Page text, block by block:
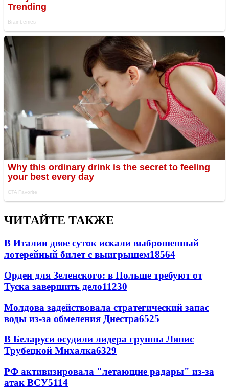
ЧИТАЙТЕ ТАКЖЕ
В Италии двое суток искали выброшенный
лотерейный билет с выигрышем18564
Орден для Зеленского: в Польше требуют от
Туска завершить дело11230
Молдова задействовала стратегический запас
воды из-за обмеления Днестра6525
В Беларуси осудили лидера группы Ляпис
Трубецкой Михалка6329
РФ активизировала "летающие радары" из-за
атак ВСУ5114